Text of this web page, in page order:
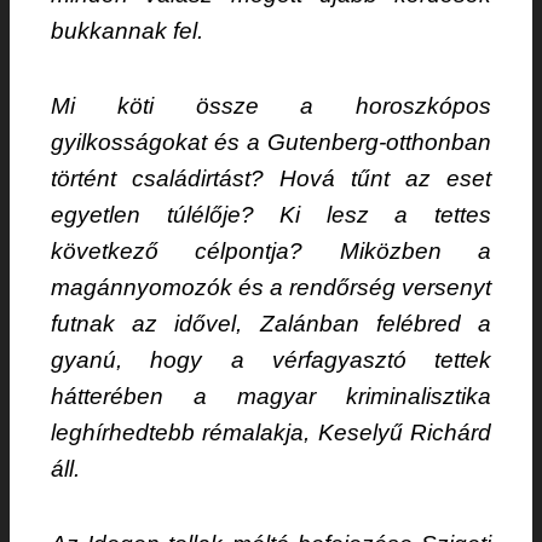
bukkannak fel.
Mi köti össze a horoszkópos
gyilkosságokat és a Gutenberg-otthonban
történt családirtást? Hová tűnt az eset
egyetlen túlélője? Ki lesz a tettes
következő célpontja? Miközben a
magánnyomozók és a rendőrség versenyt
futnak az idővel, Zalánban felébred a
gyanú, hogy a vérfagyasztó tettek
hátterében a magyar kriminalisztika
leghírhedtebb rémalakja, Keselyű Richárd
áll.